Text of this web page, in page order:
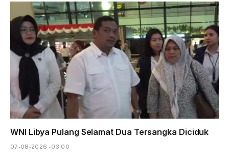
WNI Libya Pulang Selamat Dua Tersangka Diciduk
07-08-2026 - 03.00